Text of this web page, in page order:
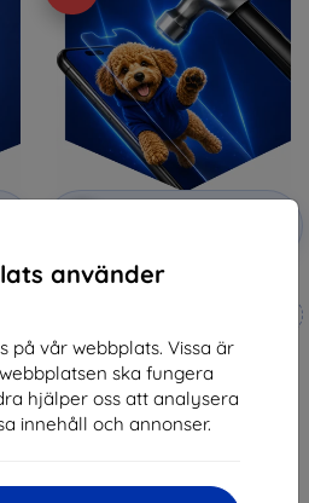
använder
på vår webbplats. Vissa är
ska fungera
hjälper oss att analysera
innehåll och annonser.
Rabatt
3mk Hammer protective film
247 kr
222 kr
I lager 4 st